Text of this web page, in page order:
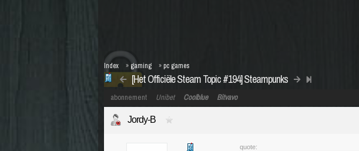
[Het Officiële Steam Topic #194] Steampunks
Index » gaming » pc games
abonnement Unibet Coolblue Bitvavo
Jordy-B
quote: